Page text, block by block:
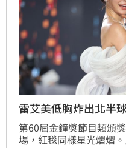
雷艾美低胸炸出北半
第60屆金鐘獎節目類頒
場，紅毯同樣星光熠熠